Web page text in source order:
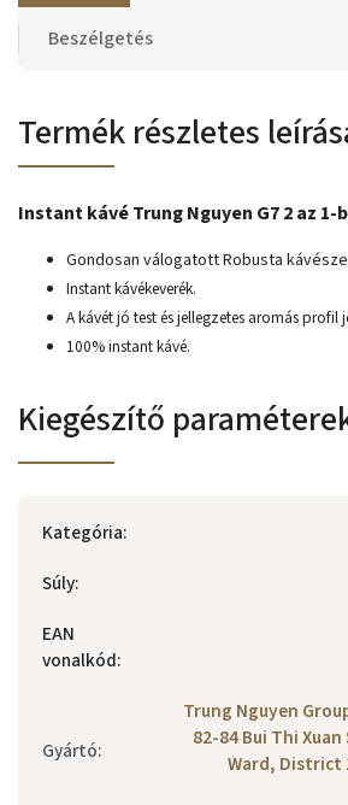
Beszélgetés
Termék részletes
Instant kávé Trung Nguyen G7 2 az 1-
Gondosan válogatott Robusta
Instant kávékeverék.
A kávét jó test és jellegzetes aromás profil
100% instant kávé.
Kiegészítő
Kategória:
Súly:
EAN
vonalkód:
Gyártó:
Trung Nguyen
82-84 Bui Thi
Ward, District